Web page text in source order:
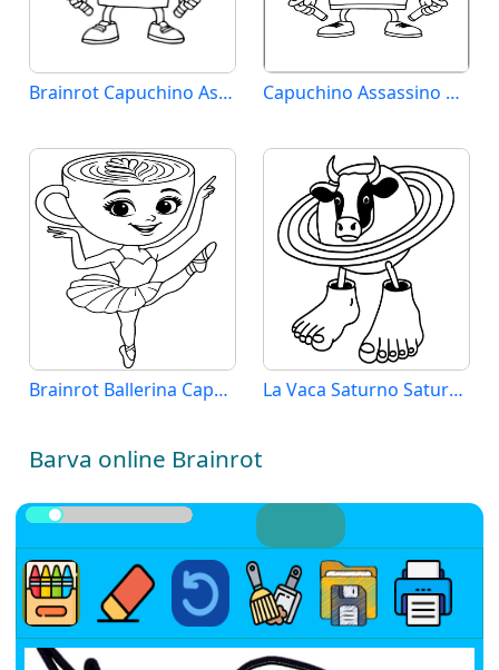
Brainrot Capuchino Assassino Capuchino Assassino Brainrot
Brainrot Ballerina Cappuccina La Vaca Saturno Saturnita Brainrot
Barva online Brainrot